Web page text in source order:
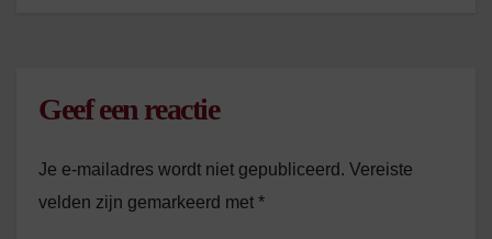
Geef een reactie
Je e-mailadres wordt niet gepubliceerd. Vereiste
velden zijn gemarkeerd met *